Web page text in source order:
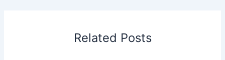
Related Posts